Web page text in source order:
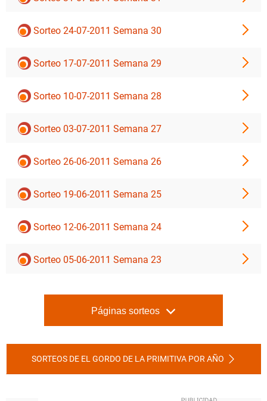
Sorteo 24-07-2011 Semana 30
Sorteo 17-07-2011 Semana 29
Sorteo 10-07-2011 Semana 28
Sorteo 03-07-2011 Semana 27
Sorteo 26-06-2011 Semana 26
Sorteo 19-06-2011 Semana 25
Sorteo 12-06-2011 Semana 24
Sorteo 05-06-2011 Semana 23
Páginas sorteos
SORTEOS DE EL GORDO DE LA PRIMITIVA POR AÑO